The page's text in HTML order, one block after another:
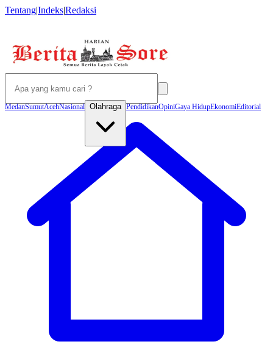
Tentang|Indeks|Redaksi
MedanSumutAcehNasional Olahraga PendidikanOpiniGaya HidupEkonomiEditorial